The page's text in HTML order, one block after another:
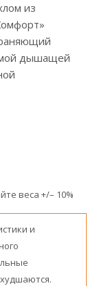
из
дышащей
веса +/– 10%
и